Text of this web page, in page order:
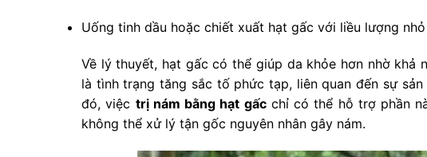
Uống tinh dầu hoặc chiết xuất hạt gấc với liều lượng
Về lý thuyết, hạt gấc có thể giúp da khỏe hơn nhờ khả
là tình trạng tăng sắc tố phức tạp, liên quan đến sự
đó, việc trị nám bằng hạt gấcchỉ có thể hỗ trợ phần
không thể xử lý tận gốc nguyên nhân gây nám.